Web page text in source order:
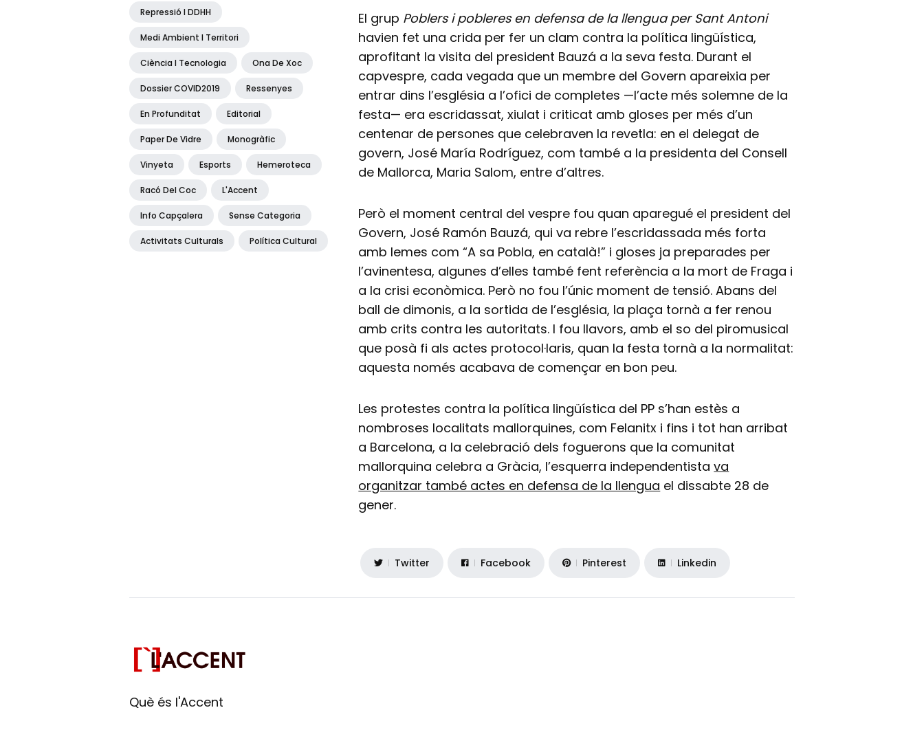
Repressió I DDHH
Medi Ambient I Territori
Ciència I Tecnologia Ona De Xoc
Dossier COVID2019 Ressenyes
En Profunditat Editorial
Paper De Vidre Monogràfic
Vinyeta Esports Hemeroteca
Racó Del Coc L'Accent
Info Capçalera Sense Categoria
Activitats Culturals Política Cultural
El grup Poblers i pobleres en defensa de la llengua per Sant Antoni
havien fet una crida per fer un clam contra la política lingüística,
aprofitant la visita del president Bauzá a la seva festa. Durant el
capvespre, cada vegada que un membre del Govern apareixia per
entrar dins l’església a l’ofici de completes —l’acte més solemne de la
festa— era escridassat, xiulat i criticat amb gloses per més d’un
centenar de persones que celebraven la revetla: en el delegat de
govern, José María Rodríguez, com també a la presidenta del Consell
de Mallorca, Maria Salom, entre d’altres.
Però el moment central del vespre fou quan aparegué el president del
Govern, José Ramón Bauzá, qui va rebre l’escridassada més forta
amb lemes com “A sa Pobla, en català!” i gloses ja preparades per
l’avinentesa, algunes d’elles també fent referència a la mort de Fraga i
a la crisi econòmica. Però no fou l’únic moment de tensió. Abans del
ball de dimonis, a la sortida de l’església, la plaça tornà a fer renou
amb crits contra les autoritats. I fou llavors, amb el so del piromusical
que posà fi als actes protocol·laris, quan la festa tornà a la normalitat:
aquesta només acabava de començar en bon peu.
Les protestes contra la política lingüística del PP s’han estès a
nombroses localitats mallorquines, com Felanitx i fins i tot han arribat
a Barcelona, a la celebració dels foguerons que la comunitat
mallorquina celebra a Gràcia, l’esquerra independentistava
organitzar també actes en defensa de la llengua el dissabte 28 de
gener.
Twitter Facebook Pinterest Linkedin
Què és l'Accent